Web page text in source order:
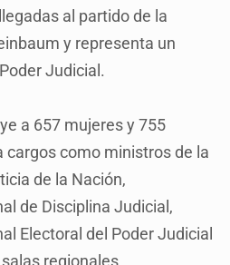
al partido de la
y representa un
Judicial.
a 657 mujeres y 755
cargos como ministros de la
de la Nación,
de Disciplina Judicial,
Electoral del Poder Judicial